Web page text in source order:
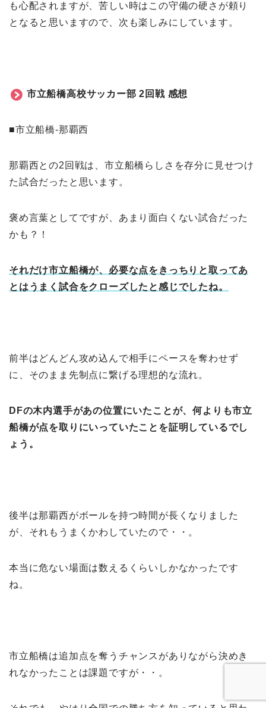
も心配されますが、苦しい時はこの守備の硬さが頼り
となると思いますので、次も楽しみにしています。
市立船橋高校サッカー部 2回戦 感想
■市立船橋-那覇西
那覇西との2回戦は、市立船橋らしさを存分に見せつけ
た試合だったと思います。
褒め言葉としてですが、あまり面白くない試合だった
かも？！
それだけ市立船橋が、必要な点をきっちりと取ってあ
とはうまく試合をクローズしたと感じでしたね。
前半はどんどん攻め込んで相手にペースを奪わせず
に、そのまま先制点に繋げる理想的な流れ。
DFの木内選手があの位置にいたことが、何よりも市立
船橋が点を取りにいっていたことを証明しているでし
ょう。
後半は那覇西がボールを持つ時間が長くなりました
が、それもうまくかわしていたので・・。
本当に危ない場面は数えるくらいしかなかったです
ね。
市立船橋は追加点を奪うチャンスがありながら決めき
れなかったことは課題ですが・・。